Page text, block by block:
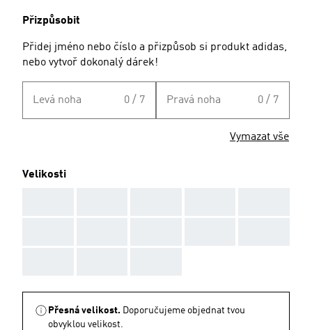
Přizpůsobit
Přidej jméno nebo číslo a přizpůsob si produkt adidas,
nebo vytvoř dokonalý dárek!
Levá noha 0 / 7 Pravá noha 0 / 7
Vymazat vše
Velikosti
Přesná velikost. Doporučujeme objednat tvou
obvyklou velikost.